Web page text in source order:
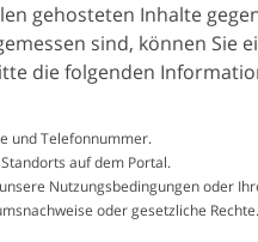
gehosteten Inhalte
sind, können Sie
die folgenden
und Telefonnummer.
auf dem Portal.
Nutzungsbedingungen oder
oder gesetzliche Rechte.